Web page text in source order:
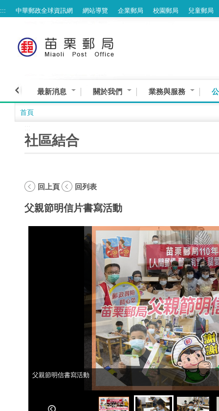
跳到主要內容區塊
::: 中華郵政全球資訊網 網站導覽 企業郵局 校園郵局 兒童郵局
最新消息 關於我們 業務與服務
首頁
社區結合
回上頁 回列表
父親節明信片書寫活動
父親節明信書寫活動
父親節明信書寫活動